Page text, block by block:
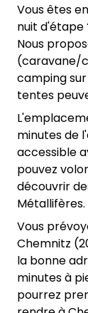
Vous êtes
nuit d'étape
Nous
(caravane/
camping
tentes
minutes de
accessible
pouvez
découvrir
Métallifères.
Vous
Chemnitz
la bonne
minutes à
pourrez